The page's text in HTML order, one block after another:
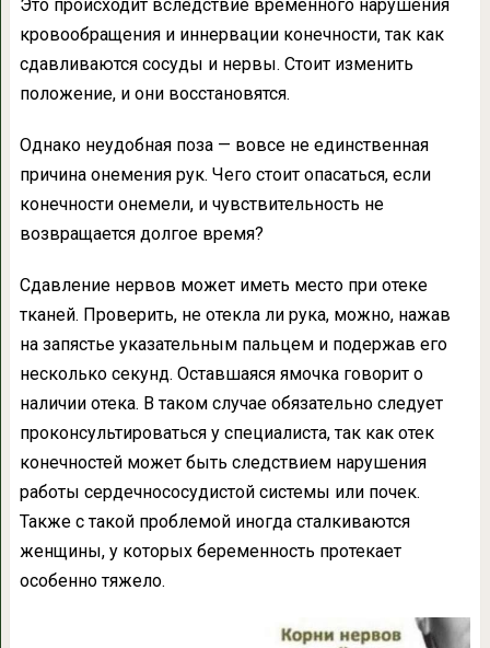
Это происходит вследствие временного нарушения
кровообращения и иннервации конечности, так как
сдавливаются сосуды и нервы. Стоит изменить
положение, и они восстановятся.
Однако неудобная поза — вовсе не единственная
причина онемения рук. Чего стоит опасаться, если
конечности онемели, и чувствительность не
возвращается долгое время?
Сдавление нервов может иметь место при отеке
тканей. Проверить, не отекла ли рука, можно, нажав
на запястье указательным пальцем и подержав его
несколько секунд. Оставшаяся ямочка говорит о
наличии отека. В таком случае обязательно следует
проконсультироваться у специалиста, так как отек
конечностей может быть следствием нарушения
работы сердечнососудистой системы или почек.
Также с такой проблемой иногда сталкиваются
женщины, у которых беременность протекает
особенно тяжело.